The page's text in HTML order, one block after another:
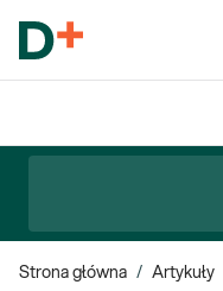
Strona główna / Artykuły